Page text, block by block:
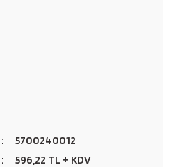
5700240012
596,22 TL + KDV